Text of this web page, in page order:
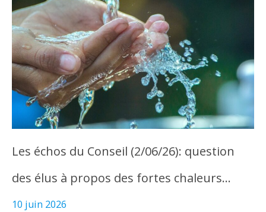
Les échos du Conseil (2/06/26): question
des élus à propos des fortes chaleurs…
10 juin 2026